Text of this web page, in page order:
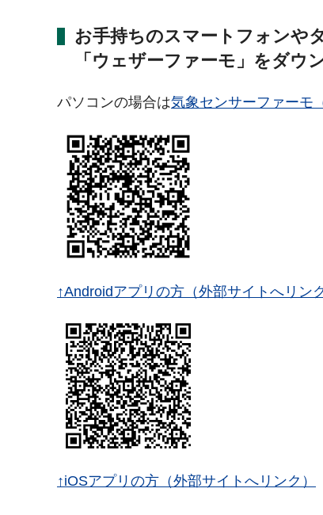
お手持ちのスマートフォンや
「ウェザーファーモ」をダウ
パソコンの場合は気象センサーファーモ
↑Androidアプリの方（外部サイトへリンク
↑iOSアプリの方（外部サイトへリンク）